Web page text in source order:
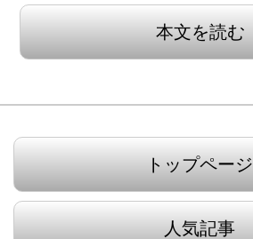
本文を読む
トップページ
人気記事